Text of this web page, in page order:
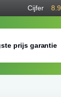
Cijfer 8.9
prijs garantie